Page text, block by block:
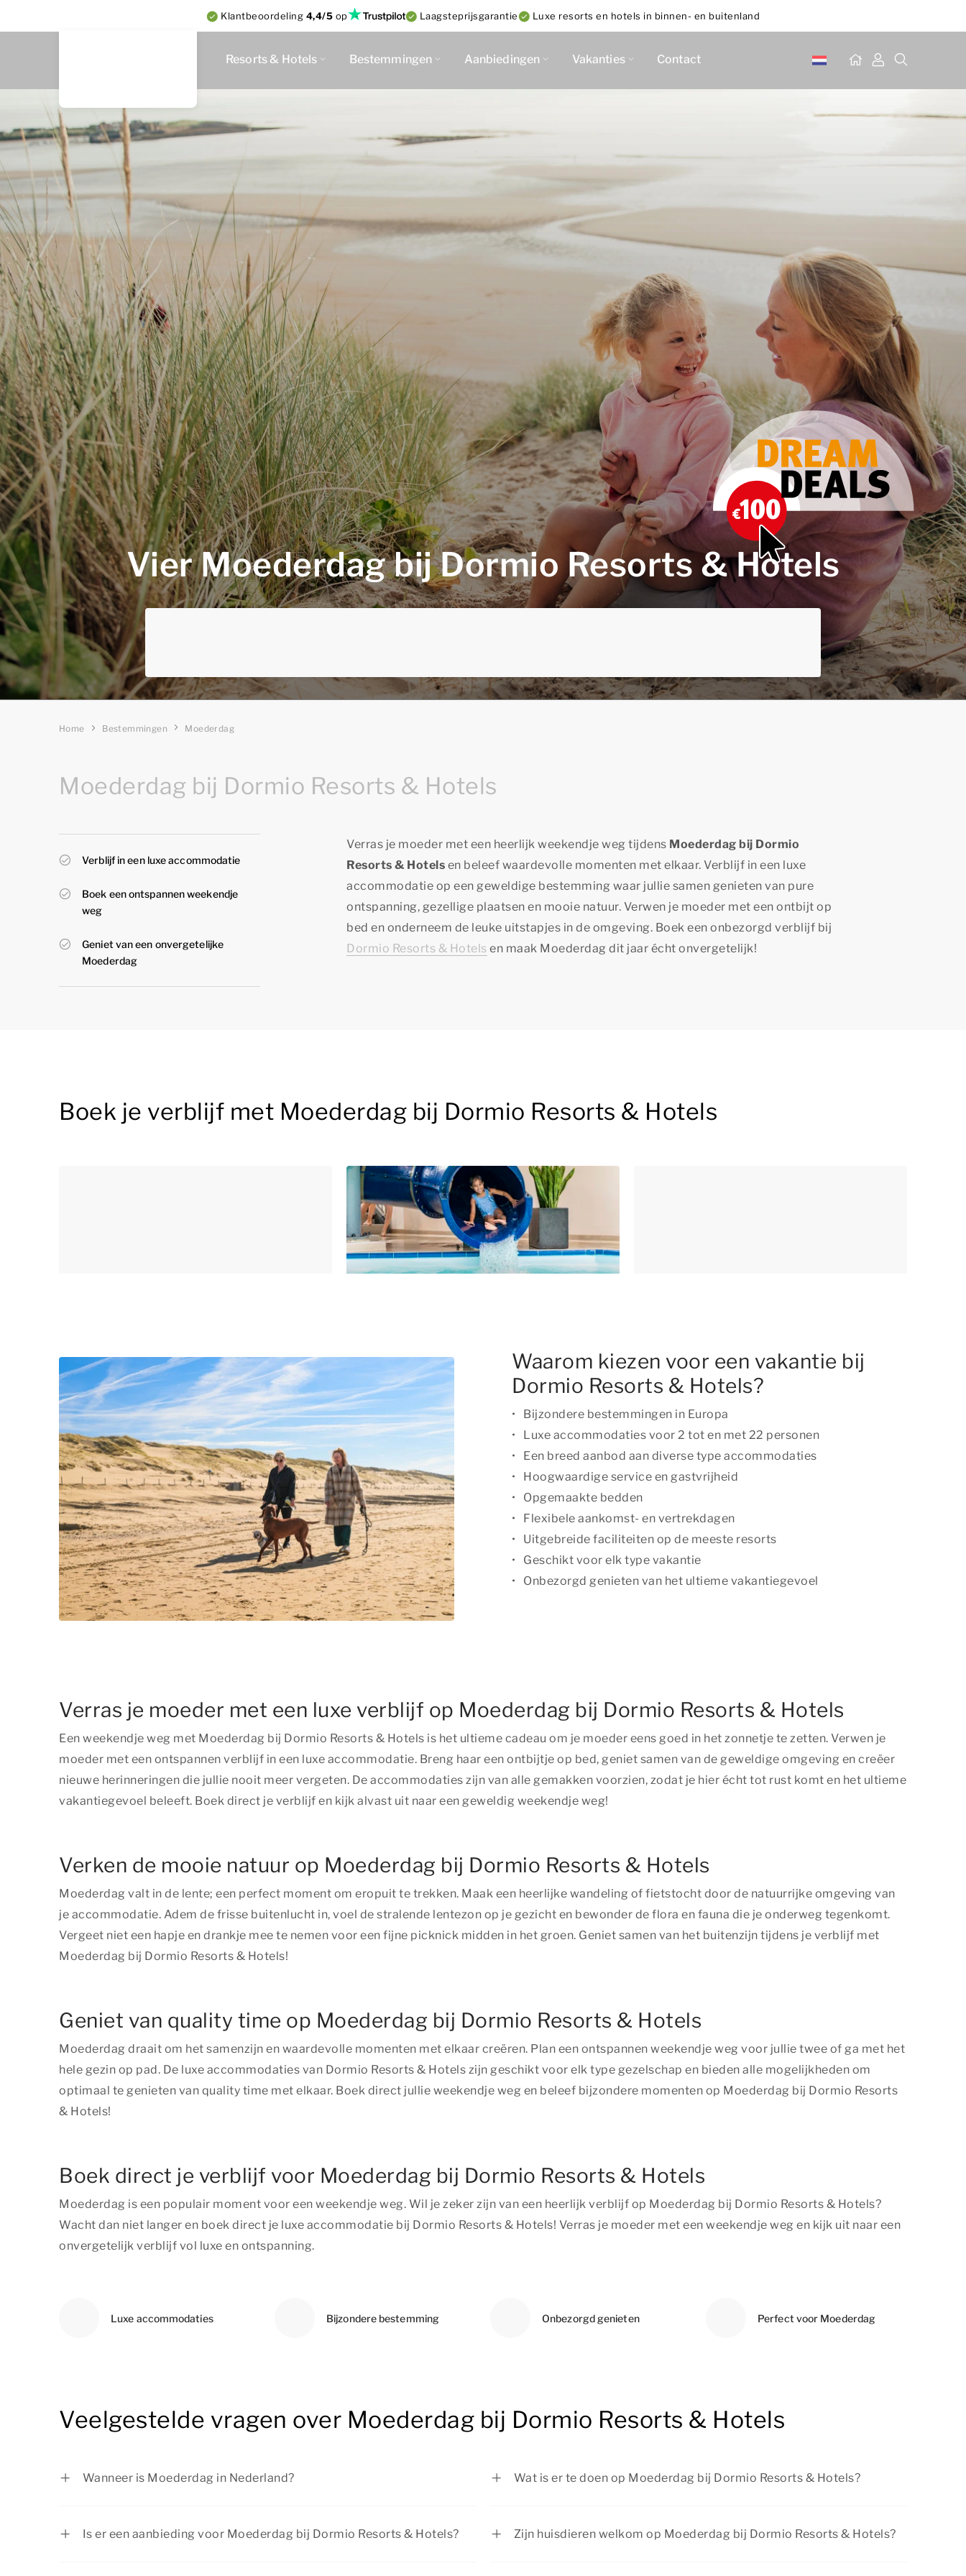
Klantbeoordeling 4,4/5 op Laagsteprijsgarantie Luxe resorts en hotels in binnen- en buitenland
Resorts & Hotels Bestemmingen Aanbiedingen Vakanties Contact
Vier Moederdag bij Dormio Resorts & Hotels
Home Bestemmingen Moederdag
Moederdag bij Dormio Resorts & Hotels
Verblijf in een luxe accommodatie
Boek een ontspannen weekendje
weg
Geniet van een onvergetelijke
Moederdag
Verras je moeder met een heerlijk weekendje weg tijdens Moederdag bij Dormio
Resorts & Hotels en beleef waardevolle momenten met elkaar. Verblijf in een luxe
accommodatie op een geweldige bestemming waar jullie samen genieten van pure
ontspanning, gezellige plaatsen en mooie natuur. Verwen je moeder met een ontbijt op
bed en onderneem de leuke uitstapjes in de omgeving. Boek een onbezorgd verblijf bij
Dormio Resorts & Hotels en maak Moederdag dit jaar écht onvergetelijk!
Boek je verblijf met Moederdag bij Dormio Resorts & Hotels
Waarom kiezen voor een vakantie bij
Dormio Resorts & Hotels?
Bijzondere bestemmingen in Europa
Luxe accommodaties voor 2 tot en met 22 personen
Een breed aanbod aan diverse type accommodaties
Hoogwaardige service en gastvrijheid
Opgemaakte bedden
Flexibele aankomst- en vertrekdagen
Uitgebreide faciliteiten op de meeste resorts
Geschikt voor elk type vakantie
Onbezorgd genieten van het ultieme vakantiegevoel
Verras je moeder met een luxe verblijf op Moederdag bij Dormio Resorts & Hotels
Een weekendje weg met Moederdag bij Dormio Resorts & Hotels is het ultieme cadeau om je moeder eens goed in het zonnetje te zetten. Verwen je
moeder met een ontspannen verblijf in een luxe accommodatie. Breng haar een ontbijtje op bed, geniet samen van de geweldige omgeving en creëer
nieuwe herinneringen die jullie nooit meer vergeten. De accommodaties zijn van alle gemakken voorzien, zodat je hier écht tot rust komt en het ultieme
vakantiegevoel beleeft. Boek direct je verblijf en kijk alvast uit naar een geweldig weekendje weg!
Verken de mooie natuur op Moederdag bij Dormio Resorts & Hotels
Moederdag valt in de lente; een perfect moment om eropuit te trekken. Maak een heerlijke wandeling of fietstocht door de natuurrijke omgeving van
je accommodatie. Adem de frisse buitenlucht in, voel de stralende lentezon op je gezicht en bewonder de flora en fauna die je onderweg tegenkomt.
Vergeet niet een hapje en drankje mee te nemen voor een fijne picknick midden in het groen. Geniet samen van het buitenzijn tijdens je verblijf met
Moederdag bij Dormio Resorts & Hotels!
Geniet van quality time op Moederdag bij Dormio Resorts & Hotels
Moederdag draait om het samenzijn en waardevolle momenten met elkaar creëren. Plan een ontspannen weekendje weg voor jullie twee of ga met het
hele gezin op pad. De luxe accommodaties van Dormio Resorts & Hotels zijn geschikt voor elk type gezelschap en bieden alle mogelijkheden om
optimaal te genieten van quality time met elkaar. Boek direct jullie weekendje weg en beleef bijzondere momenten op Moederdag bij Dormio Resorts
& Hotels!
Boek direct je verblijf voor Moederdag bij Dormio Resorts & Hotels
Moederdag is een populair moment voor een weekendje weg. Wil je zeker zijn van een heerlijk verblijf op Moederdag bij Dormio Resorts & Hotels?
Wacht dan niet langer en boek direct je luxe accommodatie bij Dormio Resorts & Hotels! Verras je moeder met een weekendje weg en kijk uit naar een
onvergetelijk verblijf vol luxe en ontspanning.
Luxe accommodaties Bijzondere bestemming Onbezorgd genieten Perfect voor Moederdag
Veelgestelde vragen over Moederdag bij Dormio Resorts & Hotels
Wanneer is Moederdag in Nederland?
Wat is er te doen op Moederdag bij Dormio Resorts & Hotels?
Is er een aanbieding voor Moederdag bij Dormio Resorts & Hotels?
Zijn huisdieren welkom op Moederdag bij Dormio Resorts & Hotels?